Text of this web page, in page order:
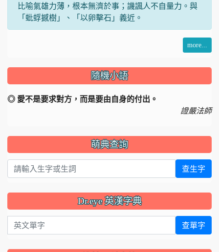
比喻氣雄力薄，根本無濟於事；譏諷人不自量力。與
「蚍蜉撼樹」、「以卵擊石」義近。
more...
隨機小語
◎ 愛不是要求對方，而是要由自身的付出。
證嚴法師
萌典查詢
查生字
Dr.eye 英漢字典
英文單字 查單字